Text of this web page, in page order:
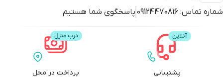
شماره تماس: 09124470816 پاسخگوی شما هستیم
پشتیبانی پرداخت در محل